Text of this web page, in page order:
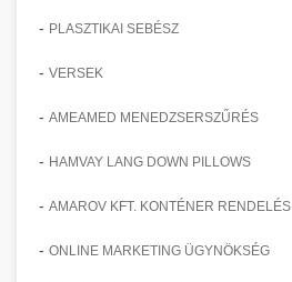
- PLASZTIKAI SEBÉSZ
- VERSEK
- AMEAMED MENEDZSERSZŰRÉS
- HAMVAY LANG DOWN PILLOWS
- AMAROV KFT. KONTÉNER RENDELÉS
- ONLINE MARKETING ÜGYNÖKSÉG